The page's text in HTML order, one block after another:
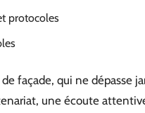
protocoles
façade, qui ne dépasse
une écoute